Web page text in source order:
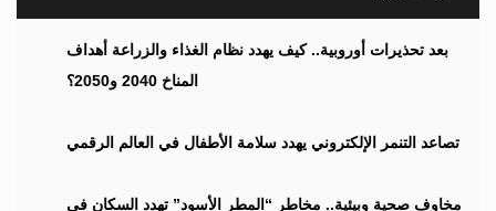
N
i
بعد تحذيرات أوروبية.. كيف يهدد نظام الغذاء والزراعة أهداف
المناخ 2040 و2050؟
تصاعد التنمر الإلكتروني يهدد سلامة الأطفال في العالم الرقمي
مخاوف صحية وبيئية.. مخاطر “المطر الأسود” تهدد السكان في